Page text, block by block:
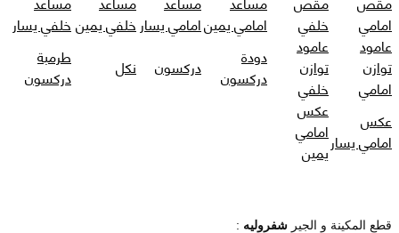
امامي
خلفي
امامي يمينامامي يسار خلفي يمين خلفي يسار
عامود
توازن
امامي
عامود
توازن
خلفي
دودة
دركسون
دركسون نكل
طرمبة
دركسون
عكس
امامي يسار
عكس
امامي
يمين
قطع المكينة و الجير شفروليه :